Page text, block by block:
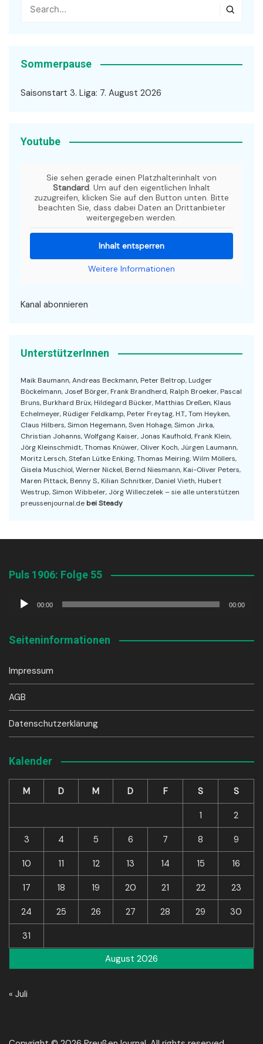
Sommerpause
Saisonstart 3. Liga: 7. August 2026
Youtube
Sie sehen gerade einen Platzhalterinhalt von
Standard. Um auf den eigentlichen Inhalt
zuzugreifen, klicken Sie auf den Button unten. Bitte
beachten Sie, dass dabei Daten an Drittanbieter
weitergegeben werden.
Inhalt entsperren
Weitere Informationen
Kanal abonnieren
UnterstützerInnen
Maik Baumann, Andreas Beckmann, Peter Beltrop, Ludger
Böckelmann, Josef Börger, Frank Brandherd, Ralph Broeker, Pascal
Bruns, Burkhard Brüx, Hildegard Bücker, Matthias Dreßen, Klaus
Echelmeyer, Rüdiger Feldkamp, Peter Freytag, H.T., Tom Heyken,
Claus Hilbers, Simon Hegemann, Sven Hohage, Simon Jirka,
Christian Johanns, Wolfgang Kaiser, Jonas Kaufhold, Frank Klein,
Jörg Kleinschmidt, Thomas Knüwer, Oliver Koch, Jürgen Laumann,
Moritz Lersch, Stefan Lütke Enking, Thomas Meiring, Wilm Möllers,
Gisela Muschiol, Werner Nickel, Bernd Niesmann, Kai-Oliver Peters,
Maren Pittack, Benny S., Kilian Schnitker, Daniel Vieth, Hubert
Westrup, Simon Wibbeler, Jörg Willeczelek – sie alle unterstützen
preussenjournal.de bei Steady
Puls 1906: Folge 55
Audio-
00:00 00:00
Seiteninformationen
Impressum
AGB
Datenschutzerklärung
Kalender
August 2026
M D M D F S S
1 2
3 4 5 6 7 8 9
10 11 12 13 14 15 16
17 18 19 20 21 22 23
24 25 26 27 28 29 30
31
« Juli